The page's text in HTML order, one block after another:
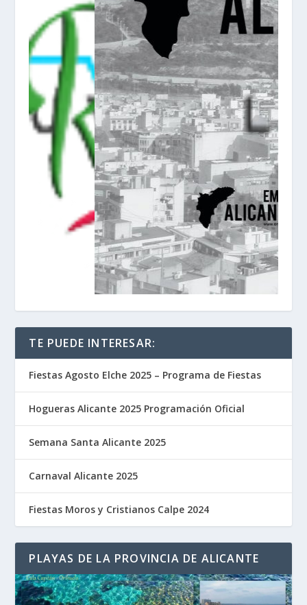
TE PUEDE INTERESAR:
Fiestas Agosto Elche 2025 – Programa de Fiestas
Hogueras Alicante 2025 Programación Oficial
Semana Santa Alicante 2025
Carnaval Alicante 2025
Fiestas Moros y Cristianos Calpe 2024
PLAYAS DE LA PROVINCIA DE ALICANTE